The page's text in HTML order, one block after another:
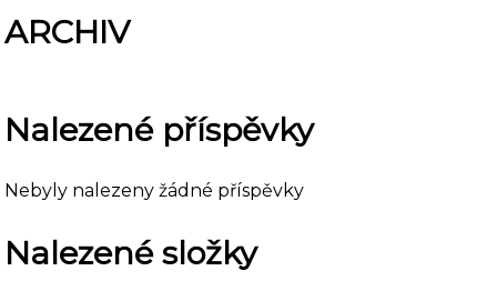
ARCHIV
Nalezené příspěvky
Nebyly nalezeny žádné příspěvky
Nalezené složky